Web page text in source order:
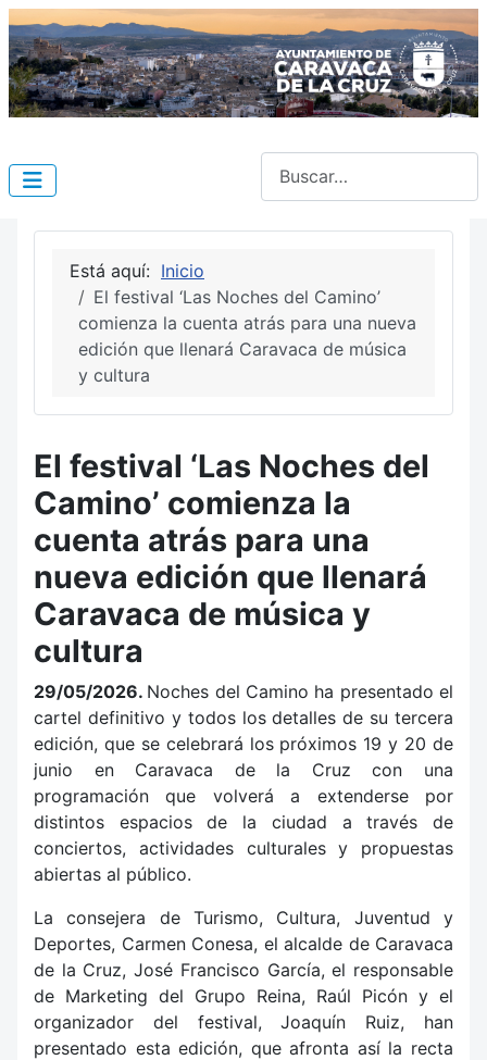
Está aquí: Inicio
El festival ‘Las Noches del Camino’
comienza la cuenta atrás para una nueva
edición que llenará Caravaca de música
y cultura
El festival ‘Las Noches del
Camino’ comienza la
cuenta atrás para una
nueva edición que llenará
Caravaca de música y
cultura
29/05/2026. Noches del Camino ha presentado el
cartel definitivo y todos los detalles de su tercera
edición, que se celebrará los próximos 19 y 20 de
junio en Caravaca de la Cruz con una
programación que volverá a extenderse por
distintos espacios de la ciudad a través de
conciertos, actividades culturales y propuestas
abiertas al público.
La consejera de Turismo, Cultura, Juventud y
Deportes, Carmen Conesa, el alcalde de Caravaca
de la Cruz, José Francisco García, el responsable
de Marketing del Grupo Reina, Raúl Picón y el
organizador del festival, Joaquín Ruiz, han
presentado esta edición, que afronta así la recta